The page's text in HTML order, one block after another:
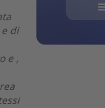
di
e ,